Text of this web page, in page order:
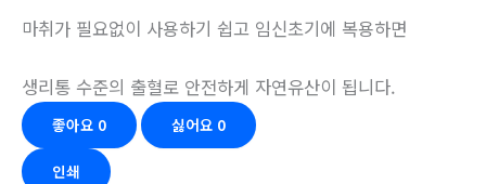
마취가 필요없이 사용하기 쉽고 임신초기에 복용하면
생리통 수준의 출혈로 안전하게 자연유산이 됩니다.
좋아요 0 싫어요 0
인쇄